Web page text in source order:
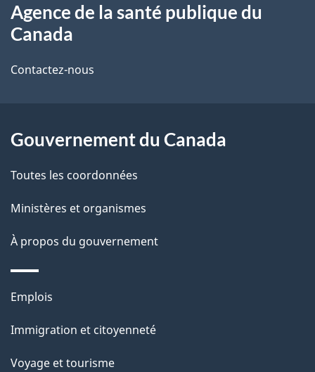
i
s
e
l
a
p
a
g
e
propos
ce
Agence de la santé publique du
Canada
Contactez-nous
Gouvernement du Canada
Toutes les coordonnées
Ministères et organismes
À propos du gouvernement
Thèmes
sujets
Emplois
Immigration et citoyenneté
Voyage et tourisme